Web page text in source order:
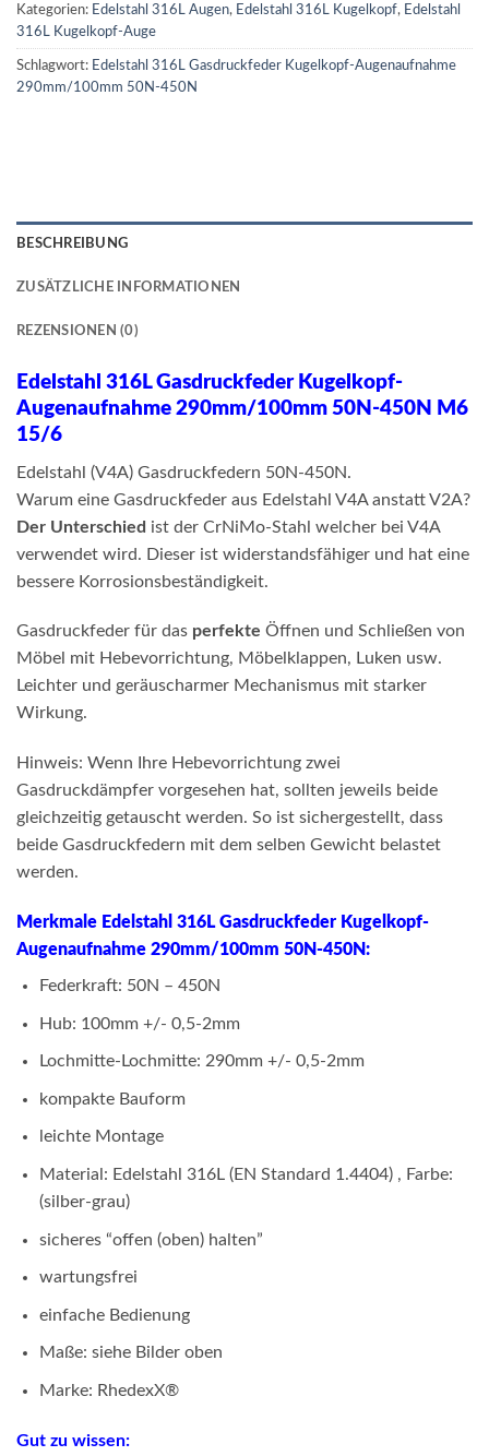
Kategorien: Edelstahl 316L Augen, Edelstahl 316L Kugelkopf, Edelstahl
316L Kugelkopf-Auge
Schlagwort: Edelstahl 316L Gasdruckfeder Kugelkopf-Augenaufnahme
290mm/100mm 50N-450N
BESCHREIBUNG
ZUSÄTZLICHE INFORMATIONEN
REZENSIONEN (0)
Edelstahl 316L Gasdruckfeder Kugelkopf-
Augenaufnahme 290mm/100mm 50N-450N M6
15/6
Edelstahl (V4A) Gasdruckfedern 50N-450N.
Warum eine Gasdruckfeder aus Edelstahl V4A anstatt V2A?
Der Unterschied ist der CrNiMo-Stahl welcher bei V4A
verwendet wird. Dieser ist widerstandsfähiger und hat eine
bessere Korrosionsbeständigkeit.
Gasdruckfeder für das perfekte Öffnen und Schließen von
Möbel mit Hebevorrichtung, Möbelklappen, Luken usw.
Leichter und geräuscharmer Mechanismus mit starker
Wirkung.
Hinweis: Wenn Ihre Hebevorrichtung zwei
Gasdruckdämpfer vorgesehen hat, sollten jeweils beide
gleichzeitig getauscht werden. So ist sichergestellt, dass
beide Gasdruckfedern mit dem selben Gewicht belastet
werden.
Merkmale Edelstahl 316L Gasdruckfeder Kugelkopf-
Augenaufnahme 290mm/100mm 50N-450N:
Federkraft: 50N – 450N
Hub: 100mm +/- 0,5-2mm
Lochmitte-Lochmitte: 290mm +/- 0,5-2mm
kompakte Bauform
leichte Montage
Material: Edelstahl 316L (EN Standard 1.4404) , Farbe:
(silber-grau)
sicheres “offen (oben) halten”
wartungsfrei
einfache Bedienung
Maße: siehe Bilder oben
Marke: RhedexX®
Gut zu wissen: